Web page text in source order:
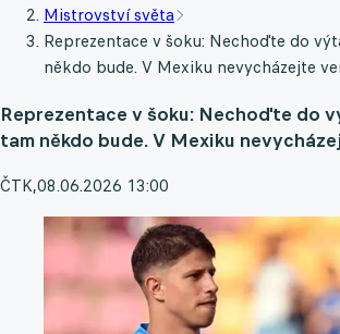
Mistrovství světa
Reprezentace v šoku: Nechoďte do
někdo bude. V Mexiku nevycházejte
Reprezentace v šoku: Nechoďte do
tam někdo bude. V Mexiku
ČTK,08.06.2026 13:00